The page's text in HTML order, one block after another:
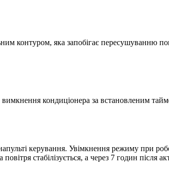
контуром, яка запобігає пересушуванню
кондиціонера за встановленим
керування. Увімкнення режиму при
стабілізується, а через 7 годин після